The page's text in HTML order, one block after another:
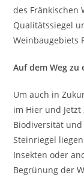
des Fränkischen
Qualitätssiegel
Weinbaugebiets
Auf dem Weg zu
Um auch in
im Hier und
Biodiversität
Steinriegel
Insekten oder
Begrünung der